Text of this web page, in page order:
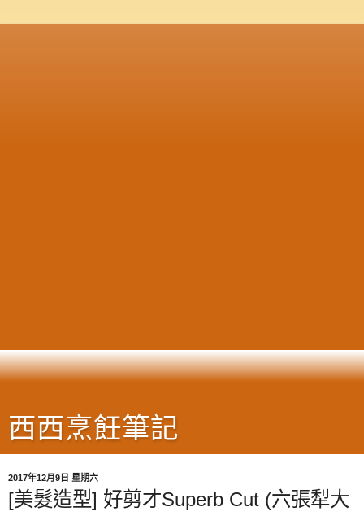
西西烹飪筆記
2017年12月9日 星期六
[美髮造型] 好剪才Superb Cut (六張犁大